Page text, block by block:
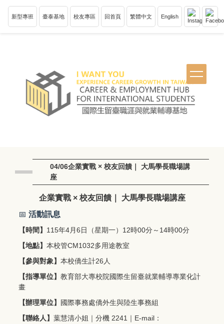
跳
主
新型專班 臺泰基地 校友專區 回首頁 繁體中文 English
04/06企業實戰 × 校友回饋｜ 大馬學長職場講
座
企業實戰 × 校友回饋｜ 大馬學長職場講座
📅 活動訊息
【時間】 115年4月6日（星期一）12時00分～14時00分
【地點】 本校管CM1032多用途教室
【參與對象】 本校僑生計26人
【指導單位】 教育部大專校院國際生留臺就業輔導專業化計
畫
【辦理單位】
國際事務處僑外生與陸生事務組
【聯絡人】 葉慧清小姐｜分機 2241｜E-mail：